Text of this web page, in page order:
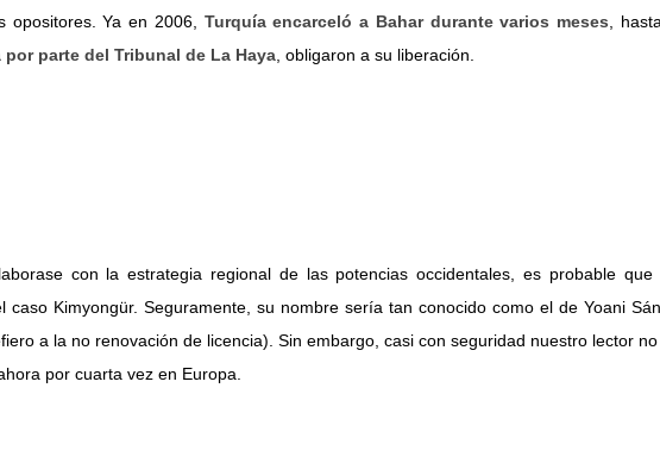
opositores. Ya en 2006, Turquía encarceló a Bahar durante varios meses,
parte del Tribunal de La Haya, obligaron a su liberación.
con la estrategia regional de las potencias occidentales, es probable que
Kimyongür. Seguramente, su nombre sería tan conocido como el de Yoani
a la no renovación de licencia). Sin embargo, casi con seguridad nuestro lector
por cuarta vez en Europa.